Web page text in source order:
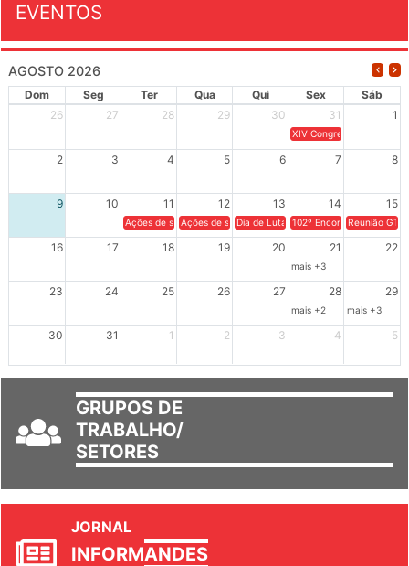
EVENTOS
AGOSTO 2026
Dom Seg Ter Qua Qui Sex
Sáb
26
27 28 29 30 31 1
XIV Congresso Brasileiro
2 3 4 5 6 7 8
9 10 11 12 13 14 15
Ações de solidariedade a Cuba no Rio Grande do Sul - 100
Ações de solidariedade a Cuba no Rio Grande do
Dia de Luta em Defesa de Cuba e da
102º Encontro da
Reunião
16 17 18 19 20 21 22
mais +3
23 24 25 26 27 28 29
mais +2 mais +3
30 31 1 2 3 4 5
GRUPOS DE
TRABALHO/
SETORES
JORNAL
INFORMANDES